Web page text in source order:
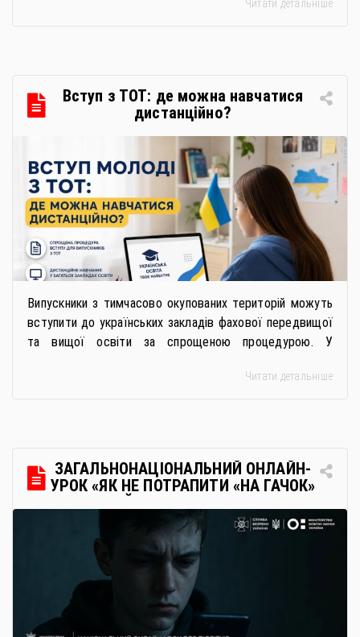
закупівлях: як сформувати вимоги та обрати безпечну і
Читати детальніше
Вступ з ТОТ: де можна навчатися
дистанційно?
Випускники з тимчасово окупованих територій можуть
вступити до українських закладів фахової передвищої
та вищої освіти за спрощеною процедурою. У
дистанційне навчання, що дає можливість здобувати
передбачає: Скористатися цією процедурою […]
Читати детальніше
ЗАГАЛЬНОНАЦІОНАЛЬНИЙ ОНЛАЙН-
УРОК «ЯК НЕ ПОТРАПИТИ «НА ГАЧОК»
РОСІЙСЬКИХ СПЕЦСЛУЖБ